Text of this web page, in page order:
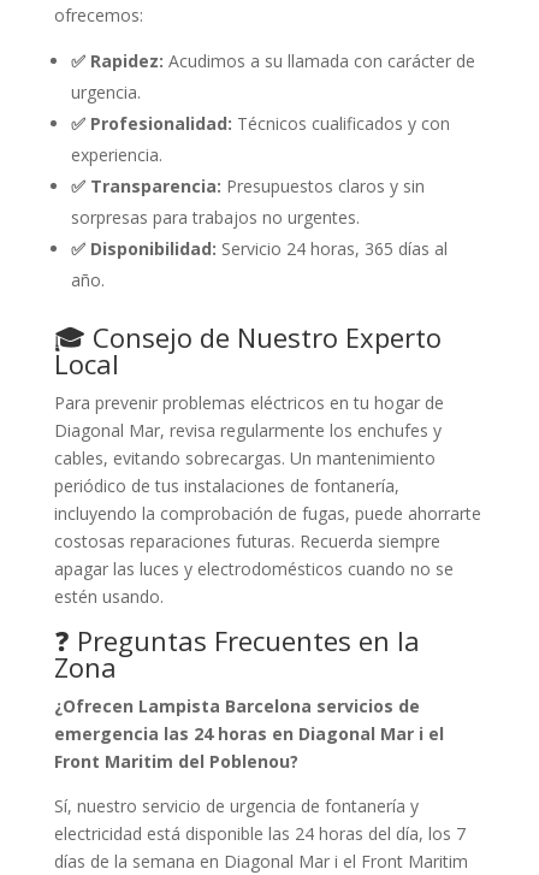
ofrecemos:
✅ Rapidez: Acudimos a su llamada con carácter de
urgencia.
✅ Profesionalidad: Técnicos cualificados y con
experiencia.
✅ Transparencia: Presupuestos claros y sin
sorpresas para trabajos no urgentes.
✅ Disponibilidad: Servicio 24 horas, 365 días al
año.
🎓 Consejo de Nuestro Experto
Local
Para prevenir problemas eléctricos en tu hogar de
Diagonal Mar, revisa regularmente los enchufes y
cables, evitando sobrecargas. Un mantenimiento
periódico de tus instalaciones de fontanería,
incluyendo la comprobación de fugas, puede ahorrarte
costosas reparaciones futuras. Recuerda siempre
apagar las luces y electrodomésticos cuando no se
estén usando.
❓ Preguntas Frecuentes en la
Zona
¿Ofrecen Lampista Barcelona servicios de
emergencia las 24 horas en Diagonal Mar i el
Front Maritim del Poblenou?
Sí, nuestro servicio de urgencia de fontanería y
electricidad está disponible las 24 horas del día, los 7
días de la semana en Diagonal Mar i el Front Maritim